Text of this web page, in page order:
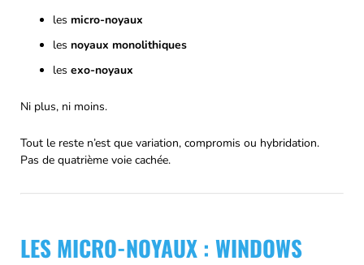
les micro-noyaux
les noyaux monolithiques
les exo-noyaux
Ni plus, ni moins.
Tout le reste n’est que variation, compromis ou hybridation.
Pas de quatrième voie cachée.
LES MICRO-NOYAUX : WINDOWS